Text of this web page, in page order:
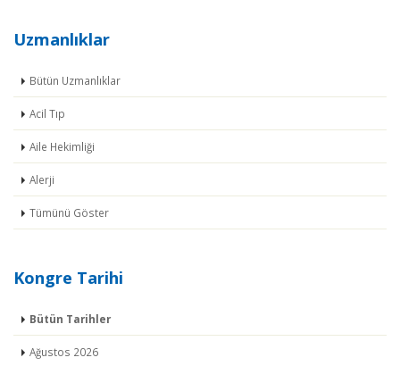
Uzmanlıklar
Bütün Uzmanlıklar
Acil Tıp
Aile Hekimliği
Alerji
Tümünü Göster
Kongre Tarihi
Bütün Tarihler
Ağustos 2026